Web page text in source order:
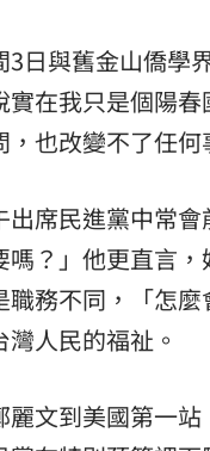
3日與舊金山僑學
實在我只是個陽
也改變不了任何
出席民進黨中常
嗎？」他更直言
職務不同，「怎
人民的福祉。
麗文到美國第一